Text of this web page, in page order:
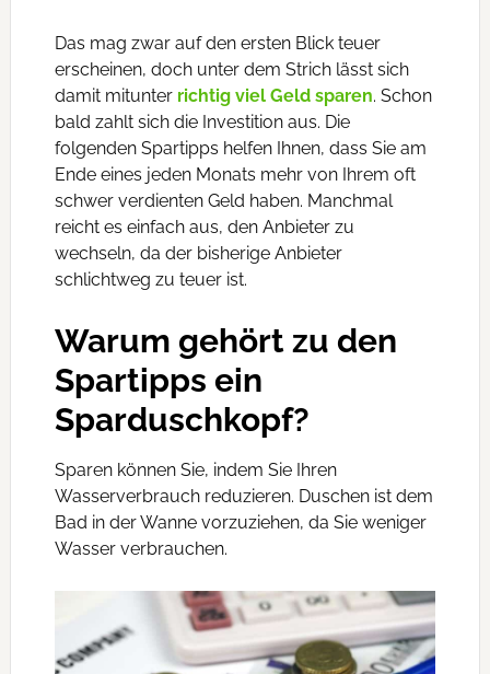
Das mag zwar auf den ersten Blick teuer
erscheinen, doch unter dem Strich lässt sich
damit mitunter richtig viel Geld sparen. Schon
bald zahlt sich die Investition aus. Die
folgenden Spartipps helfen Ihnen, dass Sie am
Ende eines jeden Monats mehr von Ihrem oft
schwer verdienten Geld haben. Manchmal
reicht es einfach aus, den Anbieter zu
wechseln, da der bisherige Anbieter
schlichtweg zu teuer ist.
Warum gehört zu den
Spartipps ein
Sparduschkopf?
Sparen können Sie, indem Sie Ihren
Wasserverbrauch reduzieren. Duschen ist dem
Bad in der Wanne vorzuziehen, da Sie weniger
Wasser verbrauchen.